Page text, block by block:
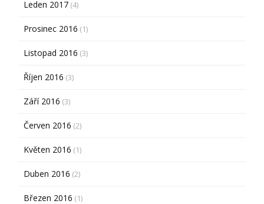
Leden 2017 (4)
Prosinec 2016 (1)
Listopad 2016 (3)
Říjen 2016 (3)
Září 2016 (3)
Červen 2016 (2)
Květen 2016 (1)
Duben 2016 (2)
Březen 2016 (1)